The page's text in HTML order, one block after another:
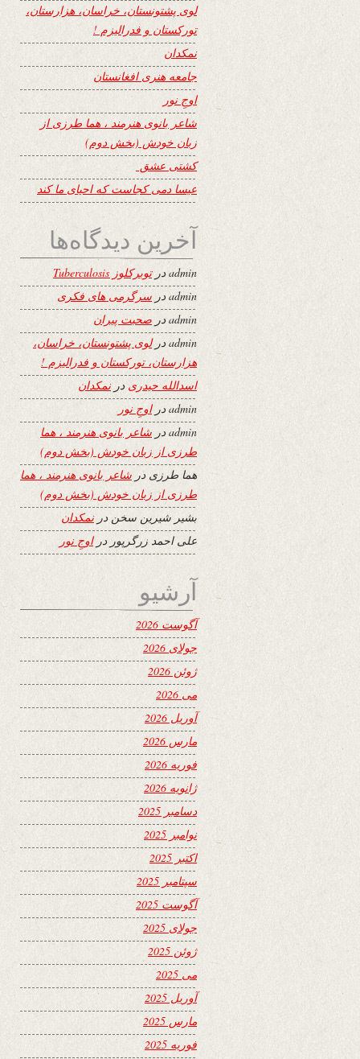
لوی پشتونستان، خراسان، هزارستان،
تورکستان و فدرالیزم !
نمکدان
جامعه هنری افغانستان
اوجِ نور
شاعر بانوی هنرمند ، هما طرزی از
زبان خودش (بخش دوم)
کشتی عشق
عیسا دمی کجاست که احیای ما کند
آخرین دیدگاه‌ها
adminدرتوبرکلوز Tuberculosis
admin در سرگرمی های فکری
admin در صحبت پیران
adminدرلوی پشتونستان، خراسان،
هزارستان، تورکستان و فدرالیزم !
اسدالله حیدری درنمکدان
adminدراوجِ نور
adminدر شاعر بانوی هنرمند ، هما
طرزی از زبان خودش (بخش دوم)
هما طرزی در شاعر بانوی هنرمند ، هما
طرزی از زبان خودش (بخش دوم)
بشیر شیرین سخن درنمکدان
علی احمد زرگرپور دراوجِ نور
آرشیو
آگوست 2026
جولای 2026
ژوئن 2026
می 2026
آوریل 2026
مارس 2026
فوریه 2026
ژانویه 2026
دسامبر 2025
نوامبر 2025
اکتبر 2025
سپتامبر 2025
آگوست 2025
جولای 2025
ژوئن 2025
می 2025
آوریل 2025
مارس 2025
فوریه 2025